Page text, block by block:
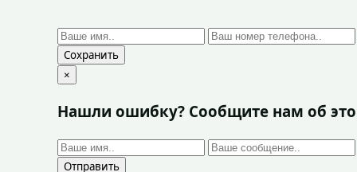
Сохранить
×
Нашли ошибку? Сообщите нам об
Отправить